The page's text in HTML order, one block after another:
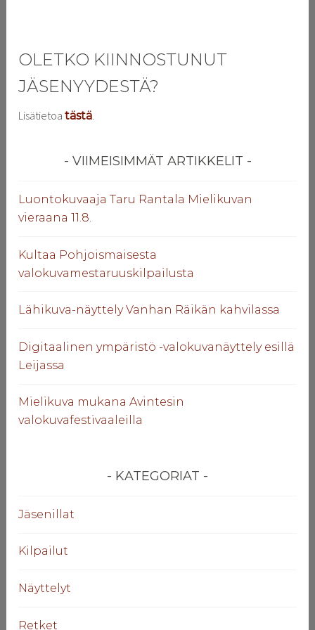
OLETKO KIINNOSTUNUT
JÄSENYYDESTÄ?
Lisätietoatästä
VIIMEISIMMÄT ARTIKKELIT
Luontokuvaaja Taru Rantala Mielikuvan
vieraana 11.8.
Kultaa Pohjoismaisesta
valokuvamestaruuskilpailusta
Lähikuva-näyttely Vanhan Räikän kahvilassa
Digitaalinen ympäristö -valokuvanäyttely esillä
Leijassa
Mielikuva mukana Avintesin
valokuvafestivaaleilla
KATEGORIAT
Jäsenillat
Kilpailut
Näyttelyt
Retket